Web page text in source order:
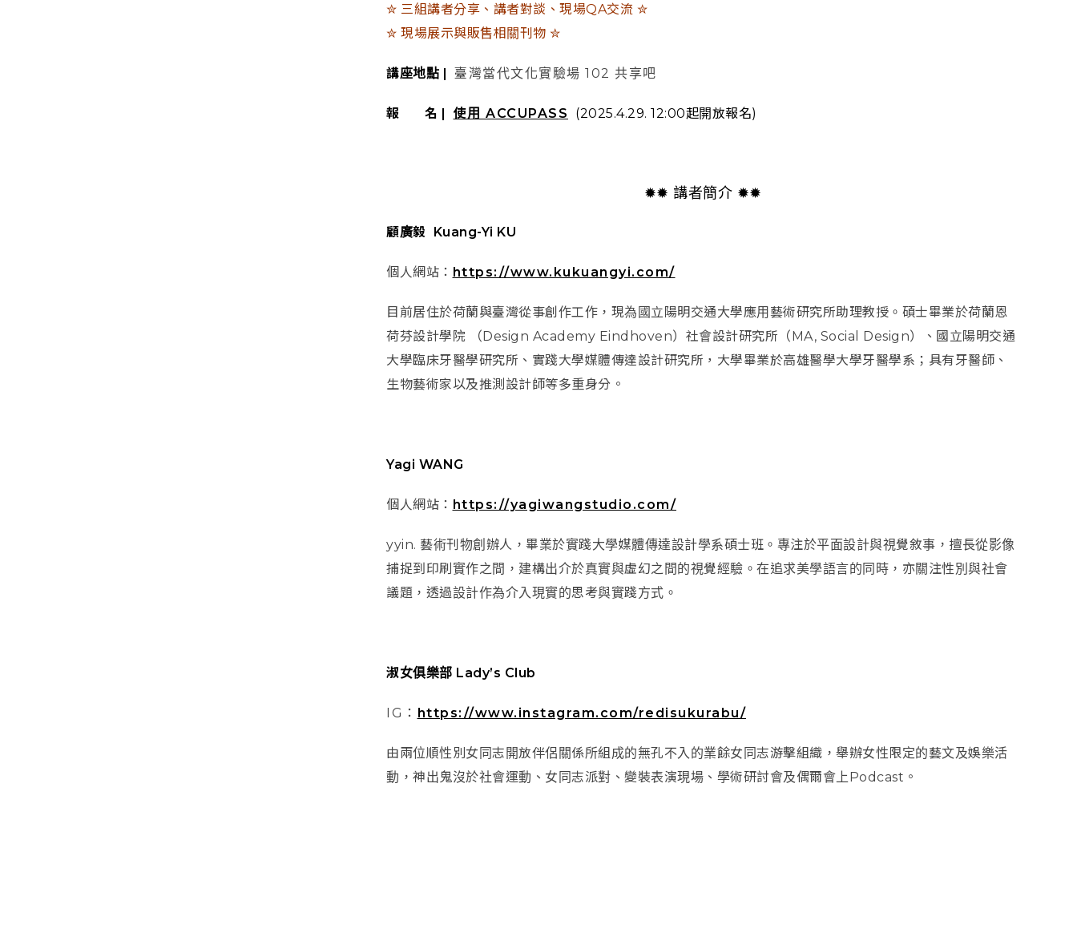
✮ 三組講者分享、講者對談、現場QA交流 ✮
✮ 現場展示與販售相關刊物 ✮
講座地點 | 臺灣當代文化實驗場 102 共享吧
報 名 | 使用 ACCUPASS (2025.4.29. 12:00起開放報名)
✹✹ 講者簡介 ✹✹
顧廣毅 Kuang-Yi KU
個人網站： https://www.kukuangyi.com/
目前居住於荷蘭與臺灣從事創作工作，現為國立陽明交通大學應用藝術研究所助理教授。 碩士畢業於荷蘭恩
荷芬設計學院 （Design Academy Eindhoven）社會設計研究所（MA, Social Design）、國立陽明交通
大學臨床牙醫學研究所、實踐大學媒體傳達設計研究所， 大學畢業於高雄醫學大學牙醫學系；具有牙醫師、
生物藝術家以及推測設計師等多重身分。
Yagi WANG
個人網站： https://yagiwangstudio.com/
yyin. 藝術刊物創辦人，畢業於實踐大學媒體傳達設計學系碩士班。專注於平面設計與視覺敘事，擅長從影像
捕捉到印刷實作之間，建構出介於真實與虛幻之間的視覺經驗。在追求美學語言的同時，亦關注性別與社會
議題，透過設計作為介入現實的思考與實踐方式。
淑女俱樂部 Lady’s Club
IG： https://www.instagram.com/redisukurabu/
由兩位順性別女同志開放伴侶關係所組成的無孔不入的業餘女同志游擊組織，舉辦女性限定的藝文及娛樂活
動，神出鬼沒於社會運動、女同志派對、變裝表演現場、學術研討會及偶爾會上Podcast。